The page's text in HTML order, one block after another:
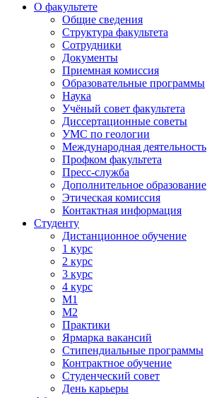
О факультете
Общие сведения
Структура факультета
Сотрудники
Документы
Приемная комиссия
Образовательные программы
Наука
Учёный совет факультета
Диссертационные советы
УМС по геологии
Международная деятельность
Профком факультета
Пресс-служба
Дополнительное образование
Этическая комиссия
Контактная информация
Студенту
Дистанционное обучение
1 курс
2 курс
3 курс
4 курс
М1
М2
Практики
Ярмарка вакансий
Стипендиальные программы
Контрактное обучение
Студенческий совет
День карьеры